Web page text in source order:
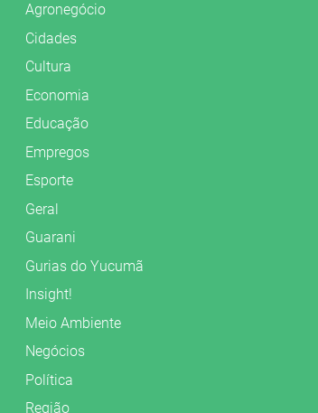
Agronegócio
Cidades
Cultura
Economia
Educação
Empregos
Esporte
Geral
Guarani
Gurias do Yucumã
Insight!
Meio Ambiente
Negócios
Política
Região